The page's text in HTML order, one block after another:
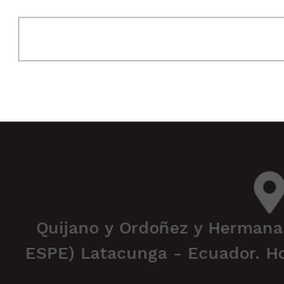
Quijano y Ordoñez y
ESPE) Latacunga - Ecuador.